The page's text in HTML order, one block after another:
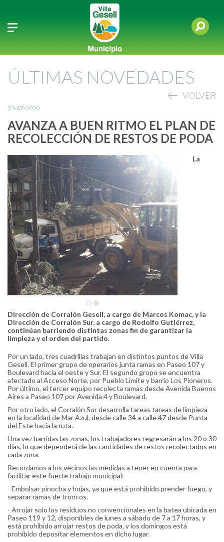
ÚLTIMAS NOVEDADES
VOLVER
31-07-2020
AVANZA A BUEN RITMO EL PLAN DE
RECOLECCIÓN DE RESTOS DE PODA
La
Dirección de Corralón Gesell, a cargo de Marcos Komac, y la
Dirección de Corralón Sur, a cargo de Rodolfo Gutiérrez,
continúan barriendo distintas zonas fin de garantizar la
limpieza y el orden del partido.
Por un lado, tres cuadrillas trabajan en distintos puntos de Villa
Gesell. El primer grupo de operarios junta ramas en Paseo 107 y
Boulevard hacia el oeste y Sur. El segundo grupo se encuentra
afectado al Acceso Norte, por Pueblo Limite y barrio Los Pioneros.
Por último, el tercer equipo recolecta ramas desde Avenida Buenos
Aires a Paseo 107 por Avenida 4 y Boulevard.
Por otro lado, el Corralón Sur desarrolla tareas tareas de limpieza
en la localidad de Mar Azul, desde calle 34 a calle 47 desde Punta
del Este hacia la ruta.
Una vez barridas las zonas, los trabajadores regresarán a los 20 o 30
días, lo que dependerá de las cantidades de restos recolectados en
cada zona.
Recordamos a los vecinos las medidas a tener en cuenta para
facilitar este fuerte trabajo municipal:
- Embolsar pinocha y hojas, ya que está prohibido prender fuego, y
separar ramas de troncos.
- Arrojar solo los residuos no convencionales en la batea ubicada en
Paseo 119 y 12, disponibles de lunes a sábado de 7 a 17 horas, y
está prohibido arrojar restos de poda, y los domingos está
prohibido depositar elementos en dicho lugar.